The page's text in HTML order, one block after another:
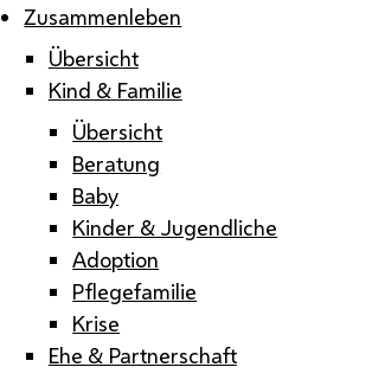
Zusammenleben
Übersicht
Kind & Familie
Übersicht
Beratung
Baby
Kinder & Jugendliche
Adoption
Pflegefamilie
Krise
Ehe & Partnerschaft